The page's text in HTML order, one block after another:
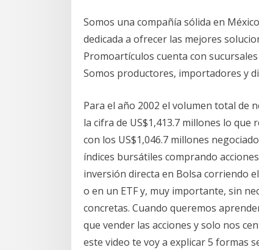
Somos una compañía sólida en
dedicada a ofrecer las mejores
Promoartículos cuenta con
Somos productores, importadores y
Para el año 2002 el volumen total de
la cifra de US$1,413.7 millones lo
con los US$1,046.7 millones
índices bursátiles comprando
inversión directa en Bolsa corriendo
o en un ETF y, muy importante, sin
concretas. Cuando queremos
que vender las acciones y solo nos
este video te voy a explicar 5 formas